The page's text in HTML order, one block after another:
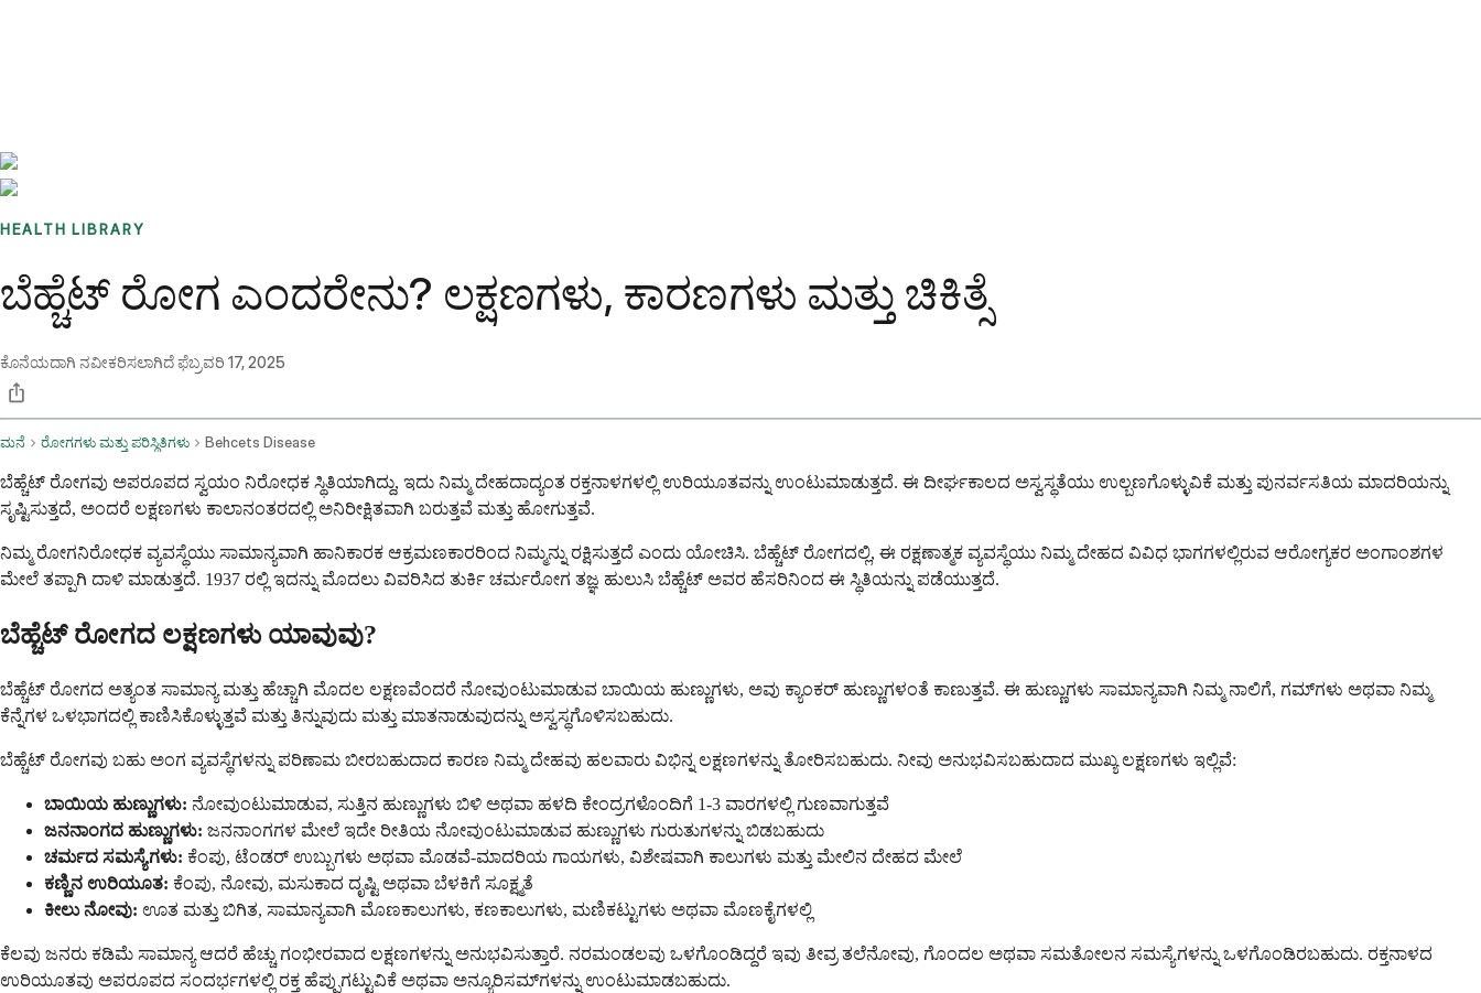
HEALTH LIBRARY
ಬೆಹ್ಚೆಟ್ ರೋಗ ಎಂದರೇನು? ಲಕ್ಷಣಗಳು, ಕಾರಣಗಳು ಮತ್ತು ಚಿಕಿತ್ಸೆ
ಕೊನೆಯದಾಗಿ ನವೀಕರಿಸಲಾಗಿದೆಫೆಬ್ರವರಿ 17, 2025
ಮನೆ ರೋಗಗಳು ಮತ್ತು ಪರಿಸ್ಥಿತಿಗಳು Behcets Disease
ಬೆಹ್ಚೆಟ್ ರೋಗವು ಅಪರೂಪದ ಸ್ವಯಂ ನಿರೋಧಕ ಸ್ಥಿತಿಯಾಗಿದ್ದು, ಇದು ನಿಮ್ಮ ದೇಹದಾದ್ಯಂತ ರಕ್ತನಾಳಗಳಲ್ಲಿ ಉರಿಯೂತವನ್ನು ಉಂಟುಮಾಡುತ್ತದೆ. ಈ ದೀರ್ಘಕಾಲದ ಅಸ್ವಸ್ಥತೆಯು ಉಲ್ಬಣಗೊಳ್ಳುವಿಕೆ ಮತ್ತು ಪುನರ್ವಸತಿಯ ಮಾದರಿಯನ್ನು
ಸೃಷ್ಟಿಸುತ್ತದೆ, ಅಂದರೆ ಲಕ್ಷಣಗಳು ಕಾಲಾನಂತರದಲ್ಲಿ ಅನಿರೀಕ್ಷಿತವಾಗಿ ಬರುತ್ತವೆ ಮತ್ತು ಹೋಗುತ್ತವೆ.
ನಿಮ್ಮ ರೋಗನಿರೋಧಕ ವ್ಯವಸ್ಥೆಯು ಸಾಮಾನ್ಯವಾಗಿ ಹಾನಿಕಾರಕ ಆಕ್ರಮಣಕಾರರಿಂದ ನಿಮ್ಮನ್ನು ರಕ್ಷಿಸುತ್ತದೆ ಎಂದು ಯೋಚಿಸಿ. ಬೆಹ್ಚೆಟ್ ರೋಗದಲ್ಲಿ, ಈ ರಕ್ಷಣಾತ್ಮಕ ವ್ಯವಸ್ಥೆಯು ನಿಮ್ಮ ದೇಹದ ವಿವಿಧ ಭಾಗಗಳಲ್ಲಿರುವ ಆರೋಗ್ಯಕರ ಅಂಗಾಂಶಗಳ
ಮೇಲೆ ತಪ್ಪಾಗಿ ದಾಳಿ ಮಾಡುತ್ತದೆ. 1937 ರಲ್ಲಿ ಇದನ್ನು ಮೊದಲು ವಿವರಿಸಿದ ತುರ್ಕಿ ಚರ್ಮರೋಗ ತಜ್ಞ ಹುಲುಸಿ ಬೆಹ್ಚೆಟ್ ಅವರ ಹೆಸರಿನಿಂದ ಈ ಸ್ಥಿತಿಯನ್ನು ಪಡೆಯುತ್ತದೆ.
ಬೆಹ್ಚೆಟ್ ರೋಗದ ಲಕ್ಷಣಗಳು ಯಾವುವು?
ಬೆಹ್ಚೆಟ್ ರೋಗದ ಅತ್ಯಂತ ಸಾಮಾನ್ಯ ಮತ್ತು ಹೆಚ್ಚಾಗಿ ಮೊದಲ ಲಕ್ಷಣವೆಂದರೆ ನೋವುಂಟುಮಾಡುವ ಬಾಯಿಯ ಹುಣ್ಣುಗಳು, ಅವು ಕ್ಯಾಂಕರ್ ಹುಣ್ಣುಗಳಂತೆ ಕಾಣುತ್ತವೆ. ಈ ಹುಣ್ಣುಗಳು ಸಾಮಾನ್ಯವಾಗಿ ನಿಮ್ಮ ನಾಲಿಗೆ, ಗಮ್‌ಗಳು ಅಥವಾ ನಿಮ್ಮ
ಕೆನ್ನೆಗಳ ಒಳಭಾಗದಲ್ಲಿ ಕಾಣಿಸಿಕೊಳ್ಳುತ್ತವೆ ಮತ್ತು ತಿನ್ನುವುದು ಮತ್ತು ಮಾತನಾಡುವುದನ್ನು ಅಸ್ವಸ್ಥಗೊಳಿಸಬಹುದು.
ಬೆಹ್ಚೆಟ್ ರೋಗವು ಬಹು ಅಂಗ ವ್ಯವಸ್ಥೆಗಳನ್ನು ಪರಿಣಾಮ ಬೀರಬಹುದಾದ ಕಾರಣ ನಿಮ್ಮ ದೇಹವು ಹಲವಾರು ವಿಭಿನ್ನ ಲಕ್ಷಣಗಳನ್ನು ತೋರಿಸಬಹುದು. ನೀವು ಅನುಭವಿಸಬಹುದಾದ ಮುಖ್ಯ ಲಕ್ಷಣಗಳು ಇಲ್ಲಿವೆ:
ಬಾಯಿಯ ಹುಣ್ಣುಗಳು: ನೋವುಂಟುಮಾಡುವ, ಸುತ್ತಿನ ಹುಣ್ಣುಗಳು ಬಿಳಿ ಅಥವಾ ಹಳದಿ ಕೇಂದ್ರಗಳೊಂದಿಗೆ 1-3 ವಾರಗಳಲ್ಲಿ ಗುಣವಾಗುತ್ತವೆ
ಜನನಾಂಗದ ಹುಣ್ಣುಗಳು: ಜನನಾಂಗಗಳ ಮೇಲೆ ಇದೇ ರೀತಿಯ ನೋವುಂಟುಮಾಡುವ ಹುಣ್ಣುಗಳು ಗುರುತುಗಳನ್ನು ಬಿಡಬಹುದು
ಚರ್ಮದ ಸಮಸ್ಯೆಗಳು: ಕೆಂಪು, ಟೆಂಡರ್ ಉಬ್ಬುಗಳು ಅಥವಾ ಮೊಡವೆ-ಮಾದರಿಯ ಗಾಯಗಳು, ವಿಶೇಷವಾಗಿ ಕಾಲುಗಳು ಮತ್ತು ಮೇಲಿನ ದೇಹದ ಮೇಲೆ
ಕಣ್ಣಿನ ಉರಿಯೂತ: ಕೆಂಪು, ನೋವು, ಮಸುಕಾದ ದೃಷ್ಟಿ ಅಥವಾ ಬೆಳಕಿಗೆ ಸೂಕ್ಷ್ಮತೆ
ಕೀಲು ನೋವು: ಊತ ಮತ್ತು ಬಿಗಿತ, ಸಾಮಾನ್ಯವಾಗಿ ಮೊಣಕಾಲುಗಳು, ಕಣಕಾಲುಗಳು, ಮಣಿಕಟ್ಟುಗಳು ಅಥವಾ ಮೊಣಕೈಗಳಲ್ಲಿ
ಕೆಲವು ಜನರು ಕಡಿಮೆ ಸಾಮಾನ್ಯ ಆದರೆ ಹೆಚ್ಚು ಗಂಭೀರವಾದ ಲಕ್ಷಣಗಳನ್ನು ಅನುಭವಿಸುತ್ತಾರೆ. ನರಮಂಡಲವು ಒಳಗೊಂಡಿದ್ದರೆ ಇವು ತೀವ್ರ ತಲೆನೋವು, ಗೊಂದಲ ಅಥವಾ ಸಮತೋಲನ ಸಮಸ್ಯೆಗಳನ್ನು ಒಳಗೊಂಡಿರಬಹುದು. ರಕ್ತನಾಳದ
ಉರಿಯೂತವು ಅಪರೂಪದ ಸಂದರ್ಭಗಳಲ್ಲಿ ರಕ್ತ ಹೆಪ್ಪುಗಟ್ಟುವಿಕೆ ಅಥವಾ ಅನ್ಯೂರಿಸಮ್‌ಗಳನ್ನು ಉಂಟುಮಾಡಬಹುದು.